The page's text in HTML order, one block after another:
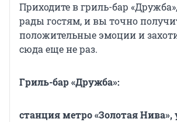
Приходите в гриль-бар
рады гостям, и вы точно
положительные эмоции и
сюда еще не раз.
Гриль-бар «Дружба»:
станция метро «Золотая Нива»,